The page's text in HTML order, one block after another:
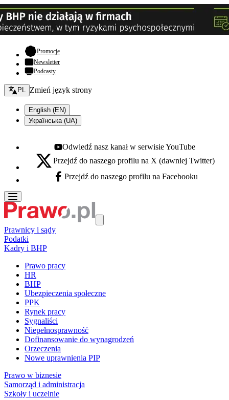
Promocje- otwiera się w nowej karcie
Newsletter
Podcasty
Zmień język - bieżący:
PL Zmień język strony
English (EN)
Українська (UA)
Youtube - otwiera się w nowej karcie
Odwiedź nasz kanał w serwisie YouTube
X - otwiera się w nowej karcie
Przejdź do naszego profilu na X (dawniej Twitter)
Facebook - otwiera się w nowej karcie
Przejdź do naszego profilu na Facebooku
Prawnicy i sądy
Podatki
Kadry i BHP
Prawo pracy
HR
BHP
Ubezpieczenia społeczne
PPK
Rynek pracy
Sygnaliści
Niepełnosprawność
Dofinansowanie do wynagrodzeń
Orzeczenia
Nowe uprawnienia PIP
Prawo w biznesie
Samorząd i administracja
Szkoły i uczelnie